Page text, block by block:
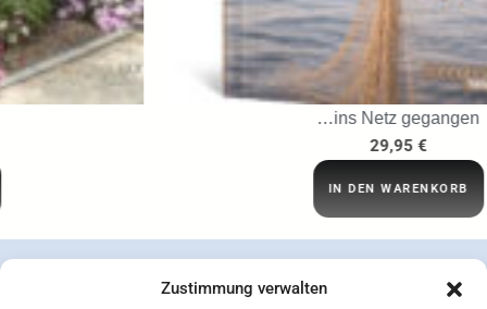
Zustimmung verwalten
…ins Netz gegangen